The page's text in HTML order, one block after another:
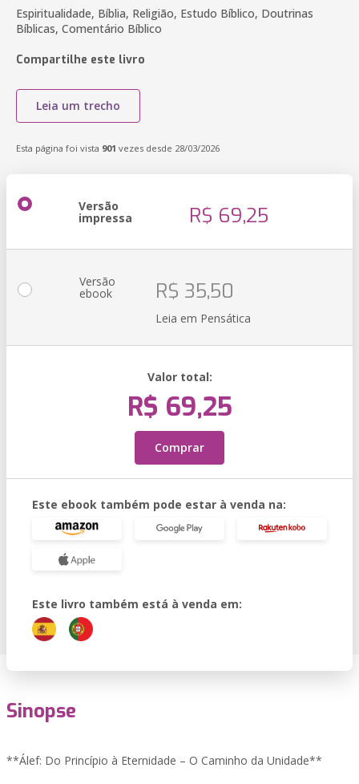
Espiritualidade, Bíblia, Religião, Estudo Bíblico, Doutrinas
Bíblicas, Comentário Bíblico
Compartilhe este livro
Leia um trecho
Esta página foi vista 901 vezes desde 28/03/2026
Versão
impressa R$ 69,25
Versão
ebook R$ 35,50
Leia em Pensática
Valor total:
R$ 69,25
Comprar
Este ebook também pode estar à venda na:
Este livro também está à venda em:
Sinopse
**Álef: Do Princípio à Eternidade – O Caminho da Unidade**